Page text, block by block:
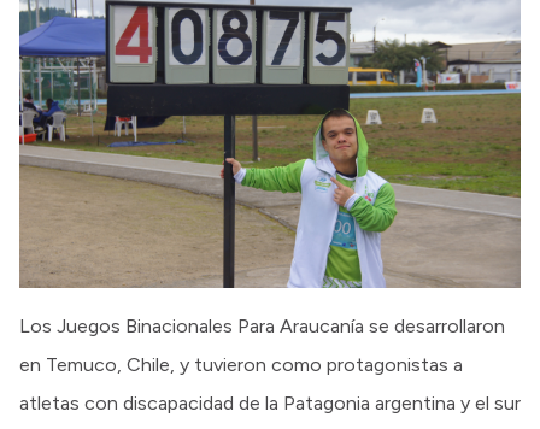
Los Juegos Binacionales Para Araucanía se desarrollaron
en Temuco, Chile, y tuvieron como protagonistas a
atletas con discapacidad de la Patagonia argentina y el sur